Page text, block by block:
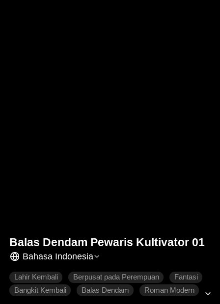
Balas Dendam Pewaris Kultivator 01
Bahasa Indonesia
Lahir Kembali Berpusat pada Perempuan
Fantasi
Bangkit Kembali
Balas Dendam Roman Modern